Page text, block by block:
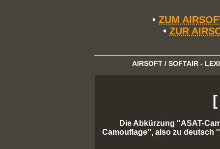
• ZUM
• ZUR
AIRSOFT / SOFTAIR -
Die Abkürzung ''ASAT-
Camouflage'', also zu deutsch